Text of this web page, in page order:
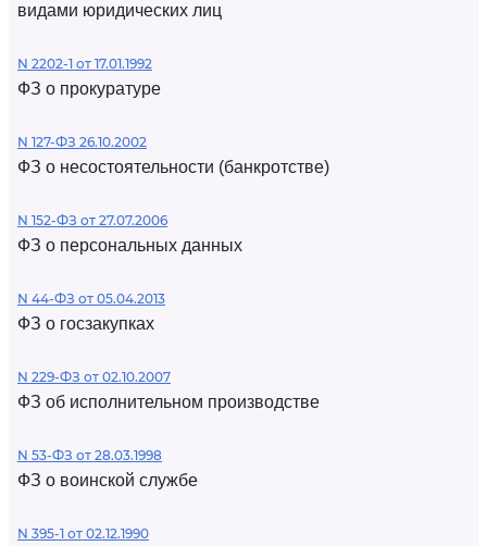
видами юридических лиц
N 2202-1 от 17.01.1992
ФЗ о прокуратуре
N 127-ФЗ 26.10.2002
ФЗ о несостоятельности (банкротстве)
N 152-ФЗ от 27.07.2006
ФЗ о персональных данных
N 44-ФЗ от 05.04.2013
ФЗ о госзакупках
N 229-ФЗ от 02.10.2007
ФЗ об исполнительном производстве
N 53-ФЗ от 28.03.1998
ФЗ о воинской службе
N 395-1 от 02.12.1990